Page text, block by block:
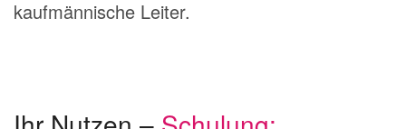
kaufmännische Leiter.